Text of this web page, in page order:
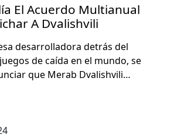
El Acuerdo Multianual
A Dvalishvili
desar­rol­lado­ra detrás del
de caí­da en el mun­do, se
que Merab Dval­ishvili…